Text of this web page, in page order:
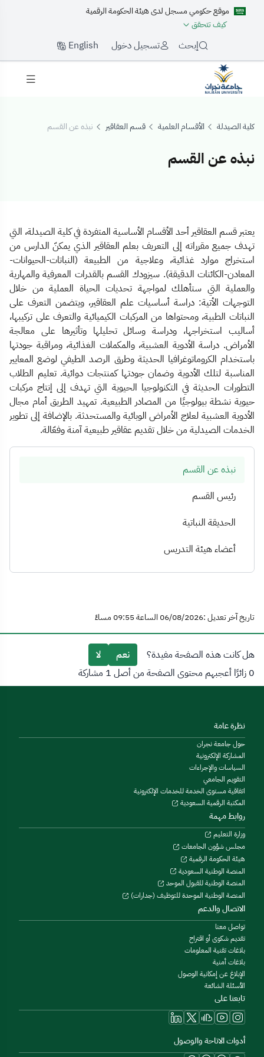
موقع حكومي مسجل لدى هيئة الحكومة الرقمية
كيف تتحقق
إبحث تسجيل دخول English
كلية الصيدلة الأقسام العلمية قسم العقاقير نبذه عن القسم
نبذه عن القسم
نبذه عن القسم
نبذه عن القسم
رئيس القسم
الحديقة النباتية
أعضاء هيئة التدريس
يعتبر قسم العقاقير أحد الأقسام الأساسية المتفردة في كلية الصيدلة، التي
تهدف جميع مقرراته إلى التعريف بعلم العقاقير الذي يمكنّ الدارس من
استخراج موارد غذائية، وعلاجية من الطبيعة (النباتات-الحيوانات-
المعادن-الكائنات الدقيقة). سيزودك القسم بالقدرات المعرفية والمهارية
والعملية التي ستأهلك لمواجهة تحديات الحياة العملية من خلال
التوجهات الأتية: دراسة أساسيات علم العقاقير، ويتضمن التعرف على
النباتات الطبية، ومحتواها من المركبات الكيميائية والتعرف على تركيبها،
أساليب استخراجها، ودراسة وسائل تحليلها وتأثيرها على معالجة
الأمراض. دراسة الأدوية العشبية، والمكملات الغذائية، ومراقبة جودتها
باستخدام الكروماتوغرافيا الحديثة وطرق الرصد الطيفي لوضع المعايير
المناسبة لتلك الأدوية وضمان جودتها كمنتجات دوائية. تعليم الطلاب
التطورات الحديثة في التكنولوجيا الحيوية التي تهدف إلى إنتاج مركبات
حيوية نشطة بيولوجيًا من المصادر الطبيعية. تمهيد الطريق أمام مجال
الأدوية العشبية لعلاج الأمراض الوبائية والمستحدثة. بالإضافة إلى تطوير
الخدمات الصيدلية من خلال تقديم عقاقير طبيعية آمنة وفعّالة.
تاريخ آخر تعديل :06/08/2026 الساعة 09:55 مساءً
هل كانت هذه الصفحة مفيدة؟ نعم
لا
0 زائرًا أعجبهم محتوى الصفحة من أصل 1 مشاركة
نظرة عامة
حول جامعة نجران
المشاركة الإلكترونية
السياسات والإجراءات
التقويم الجامعي
اتفاقية مستوى الخدمة للخدمات الإلكترونية
المكتبة الرقمية السعودية
روابط مهمة
وزارة التعليم
مجلس شؤون الجامعات
هيئة الحكومة الرقمية
المنصة الوطنية السعودية
المنصة الوطنية للقبول الموحد
المنصة الوطنية الموحدة للتوظيف (جدارات)
الاتصال والدعم
تواصل معنا
تقديم شكوى أو اقتراح
بلاغات تقنية المعلومات
بلاغات أمنية
الإبلاغ عن إمكانية الوصول
الأسئلة الشائعة
تابعنا على
أدوات الاتاحة والوصول